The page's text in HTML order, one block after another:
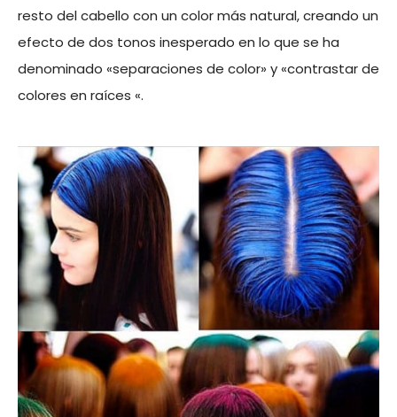
resto del cabello con un color más natural, creando un
efecto de dos tonos inesperado en lo que se ha
denominado «separaciones de color» y «contrastar de
colores en raíces «.